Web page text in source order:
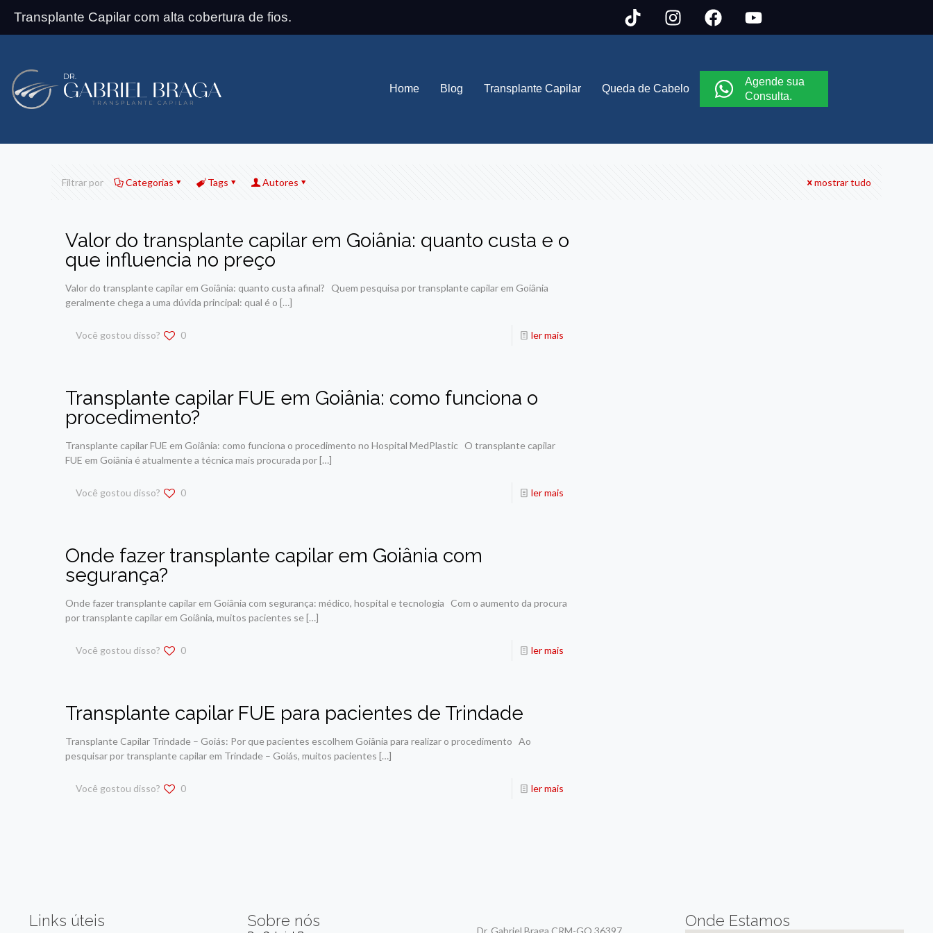
Transplante Capilar com alta cobertura de fios.
Home Blog Transplante Capilar Queda de Cabelo
Agende sua
Consulta.
Filtrar por Categorias Tags Autores mostrar tudo
Valor do transplante capilar em Goiânia: quanto custa e o
que influencia no preço
Valor do transplante capilar em Goiânia: quanto custa afinal? Quem pesquisa por transplante capilar em Goiânia
geralmente chega a uma dúvida principal: qual é o […]
Você gostou disso? 0 ler mais
Transplante capilar FUE em Goiânia: como funciona o
procedimento?
Transplante capilar FUE em Goiânia: como funciona o procedimento no Hospital MedPlastic O transplante capilar
FUE em Goiânia é atualmente a técnica mais procurada por[…]
Você gostou disso? 0 ler mais
Onde fazer transplante capilar em Goiânia com
segurança?
Onde fazer transplante capilar em Goiânia com segurança: médico, hospital e tecnologia Com o aumento da procura
por transplante capilar em Goiânia, muitos pacientes se[…]
Você gostou disso? 0 ler mais
Transplante capilar FUE para pacientes de Trindade
Transplante Capilar Trindade – Goiás: Por que pacientes escolhem Goiânia para realizar o procedimento Ao
pesquisar por transplante capilar em Trindade – Goiás, muitos pacientes […]
Você gostou disso? 0 ler mais
Links úteis Sobre nós
Dr. Gabriel Braga CRM-GO 36397
Onde Estamos